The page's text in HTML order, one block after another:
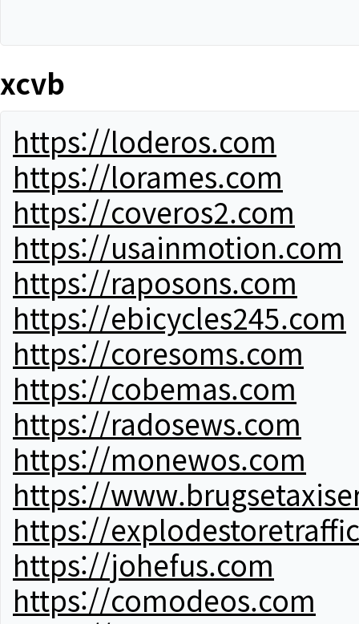
xcvb
https://loderos.com
https://lorames.com
https://coveros2.com
https://usainmotion.com
https://raposons.com
https://ebicycles245.com
https://coresoms.com
https://cobemas.com
https://radosews.com
https://monewos.com
https://
https://
https://johefus.com
https://comodeos.com